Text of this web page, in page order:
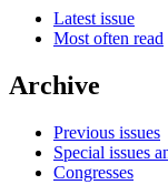
Latest issue
Most often read
Archive
Previous issues
Special issues
Congresses